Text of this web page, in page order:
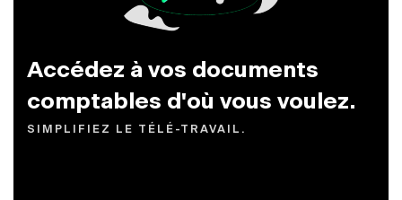
Accédez à vos documents
comptables d'où vous voulez.
SIMPLIFIEZ LE TÉLÉ-TRAVAIL.